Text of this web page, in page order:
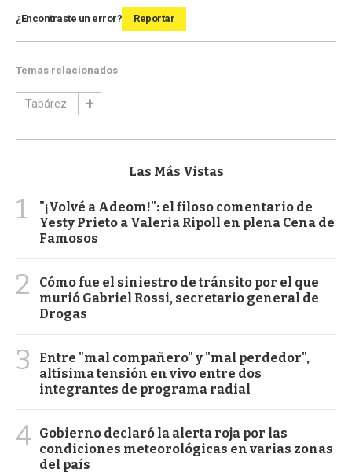
¿Encontraste un error? Reportar
Temas relacionados
Tabárez.
Las Más Vistas
1
"¡Volvé a Adeom!": el filoso comentario de
Yesty Prieto a Valeria Ripoll en plena Cena de
Famosos
2
Cómo fue el siniestro de tránsito por el que
murió Gabriel Rossi, secretario general de
Drogas
3
Entre "mal compañero" y "mal perdedor",
altísima tensión en vivo entre dos
integrantes de programa radial
4 Gobierno declaró la alerta roja por las
condiciones meteorológicas en varias zonas
del país